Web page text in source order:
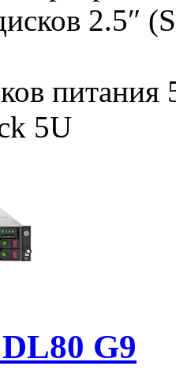
2.5″
питания
5U
G9